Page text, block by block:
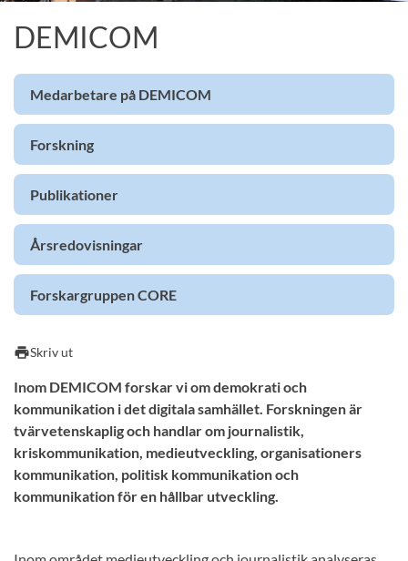
DEMICOM
Medarbetare på DEMICOM
Forskning
Publikationer
Årsredovisningar
Forskargruppen CORE
printSkriv ut
Inom DEMICOM forskar vi om demokrati och
kommunikation i det digitala samhället. Forskningen är
tvärvetenskaplig och handlar om journalistik,
kriskommunikation, medieutveckling, organisationers
kommunikation, politisk kommunikation och
kommunikation för en hållbar utveckling.